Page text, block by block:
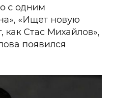
с одним
«Ищет новую
как Стас Михайлов»,
появился